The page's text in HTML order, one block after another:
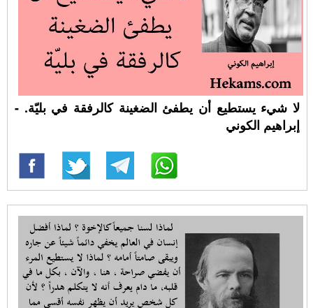
لا شيء يستطيع أن يطفئ الضغينة كالرفقة في بليّة. -
إبراهيم الكوني